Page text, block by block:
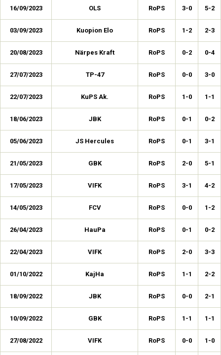
16/09/2023 OLS RoPS 3-0 5-2
03/09/2023 Kuopion Elo RoPS 1-2 2-3
20/08/2023 Närpes Kraft RoPS 0-2 0-4
27/07/2023 TP-47 RoPS 0-0 3-0
22/07/2023 KuPS Ak. RoPS 1-0 1-1
18/06/2023 JBK RoPS 0-1 0-2
05/06/2023 JS Hercules RoPS 0-1 3-1
21/05/2023 GBK RoPS 2-0 5-1
17/05/2023 VIFK RoPS 3-1 4-2
14/05/2023 FCV RoPS 0-0 1-2
26/04/2023 HauPa RoPS 0-1 0-2
22/04/2023 VIFK RoPS 2-0 3-3
01/10/2022 KajHa RoPS 1-1 2-2
18/09/2022 JBK RoPS 0-0 2-1
10/09/2022 GBK RoPS 1-1 1-1
27/08/2022 VIFK RoPS 0-0 1-0